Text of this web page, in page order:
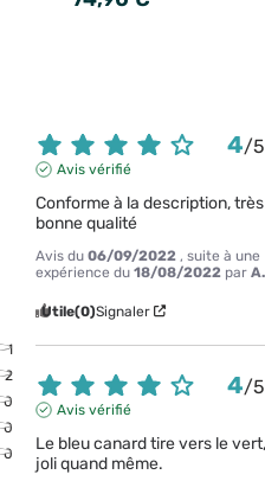
1
2
0
0
0
4/5
Avis vérifié
Conforme à la description, très
bonne qualité
Avis du06/09/2022 , suite à une
expérience du18/08/2022 par
Utile(0)Signaler
4/5
Avis vérifié
Le bleu canard tire vers le
joli quand même.